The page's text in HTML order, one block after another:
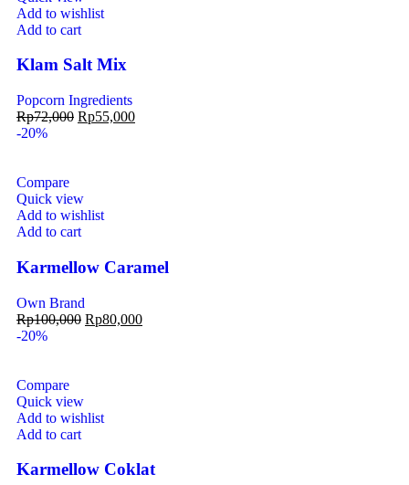
Add to wishlist
Add to cart
Klam Salt Mix
Popcorn Ingredients
Rp72,000 Rp55,000
-20%
Compare
Quick view
Add to wishlist
Add to cart
Karmellow Caramel
Own Brand
Rp100,000 Rp80,000
-20%
Compare
Quick view
Add to wishlist
Add to cart
Karmellow Coklat